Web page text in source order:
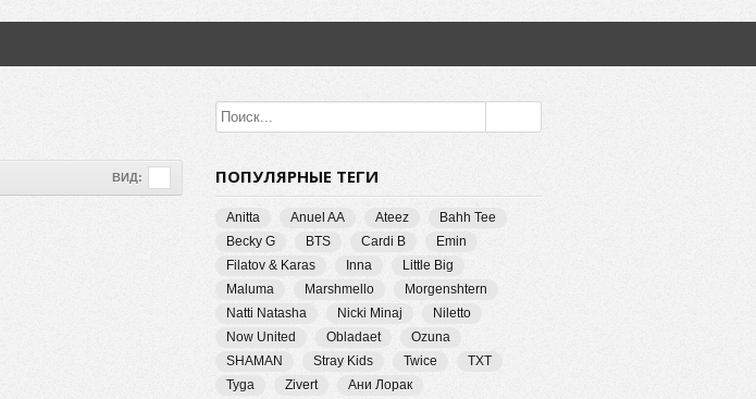
ВИД: ПОПУЛЯРНЫЕ ТЕГИ
Anitta Anuel AA Ateez
Bahh Tee
Becky G
BTS Cardi B
Emin
Filatov & Karas
Inna
Little Big
Maluma
Marshmello
Morgenshtern
Natti Natasha
Nicki Minaj
Niletto
Now United
Obladaet
Ozuna
SHAMAN
Stray Kids Twice
TXT
Tyga
Zivert
Ани Лорак